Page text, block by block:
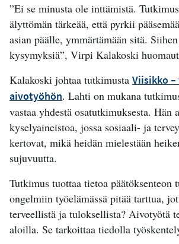
”Ei se minusta ole inttämistä.
älyttömän tärkeää, että pyrkii
asian päälle, ymmärtämään sitä.
kysymyksiä”, Virpi Kalakoski
Kalakoski johtaa tutkimusta Viisikko
aivotyöhön. Lahti on mukana
vastaa yhdestä osatutkimuksesta. Hän
kyselyaineistoa, jossa sosiaali- ja
kertovat, mikä heidän mielestään
sujuvuutta.
Tutkimus tuottaa tietoa päätöksenteon
ongelmiin työelämässä pitää tarttua,
terveellistä ja tuloksellista? Aivotyötä
aloilla. Se tarkoittaa tiedolla